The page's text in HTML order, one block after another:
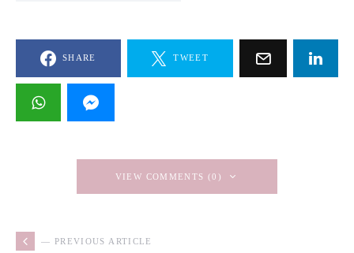
SHARE TWEET
VIEW COMMENTS (0)
— PREVIOUS ARTICLE